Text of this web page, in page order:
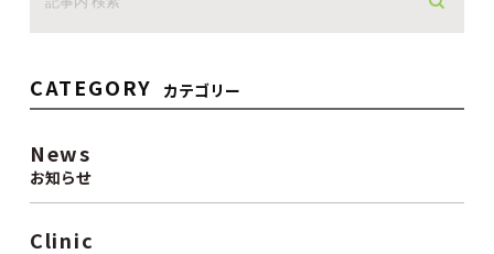
CATEGORY カテゴリー
News
お知らせ
Clinic